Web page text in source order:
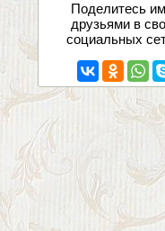
Поделитесь
друзьями в
социальных